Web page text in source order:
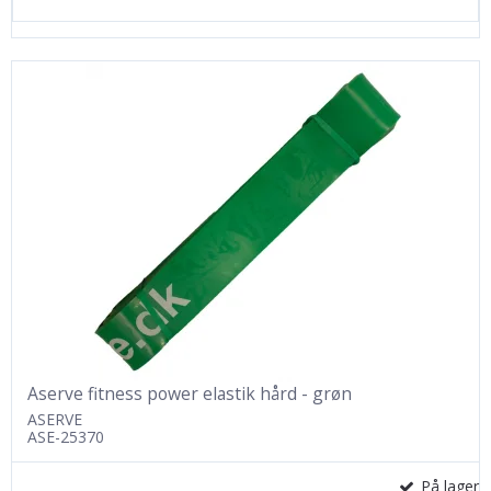
Aserve fitness power elastik hård - grøn
ASERVE
ASE-25370
På lager